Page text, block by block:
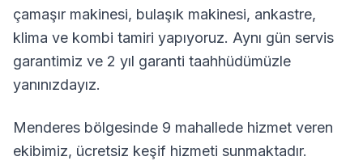
çamaşır makinesi, bulaşık makinesi, ankastre,
klima ve kombi tamiri yapıyoruz. Aynı gün servis
garantimiz ve 2 yıl garanti taahhüdümüzle
yanınızdayız.
Menderes bölgesinde 9 mahallede hizmet veren
ekibimiz, ücretsiz keşif hizmeti sunmaktadır.